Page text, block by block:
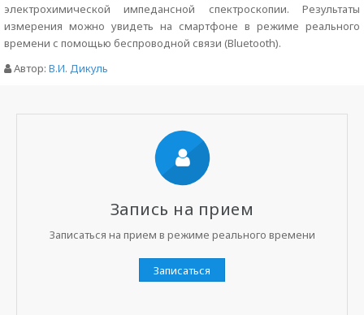
электрохимической импедансной спектроскопии. Результаты
измерения можно увидеть на смартфоне в режиме реального
времени с помощью беспроводной связи (Bluetooth).
Автор: В.И. Дикуль
Запись на прием
Записаться на прием в режиме реального времени
Записаться